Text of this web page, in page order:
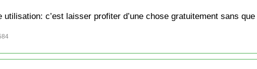
utilisation: c’est laisser profiter d’une chose gratuitement sans